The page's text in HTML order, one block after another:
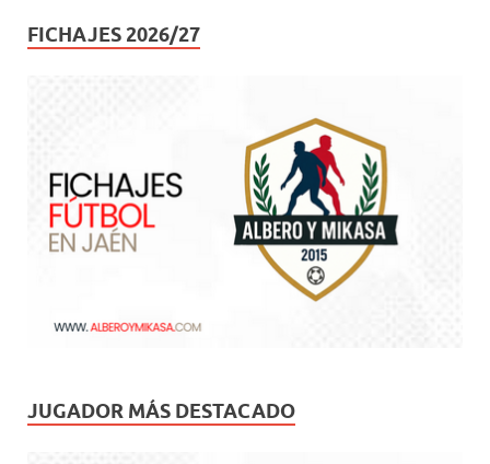
FICHAJES 2026/27
JUGADOR MÁS DESTACADO